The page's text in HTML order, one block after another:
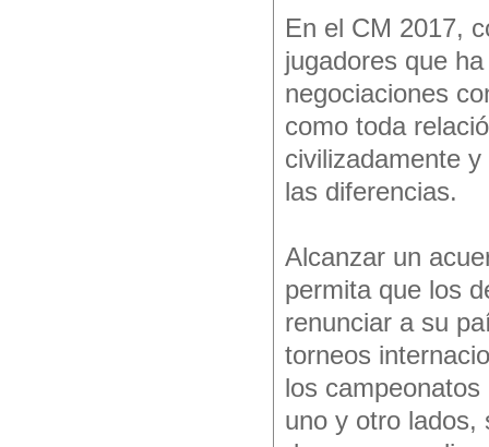
En el CM 2017,
jugadores que
negociaciones
como toda
civilizadamente
las diferencias.
Alcanzar un
permita que los
renunciar a su
torneos
los
uno y otro lados,